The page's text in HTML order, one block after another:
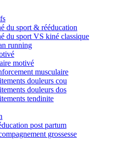
du sport & rééducation
du sport VS kiné classique
running
motivé
musculaire
douleurs cou
douleurs dos
tendinite
post partum
grossesse